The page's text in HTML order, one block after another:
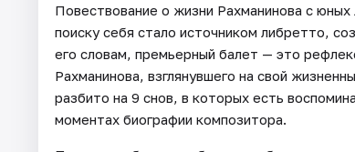
Повествование о жизни Рахманинова с
поиску себя стало источником либретто,
его словам, премьерный балет — это
Рахманинова, взглянувшего на свой
разбито на 9 снов, в которых есть
моментах биографии композитора.